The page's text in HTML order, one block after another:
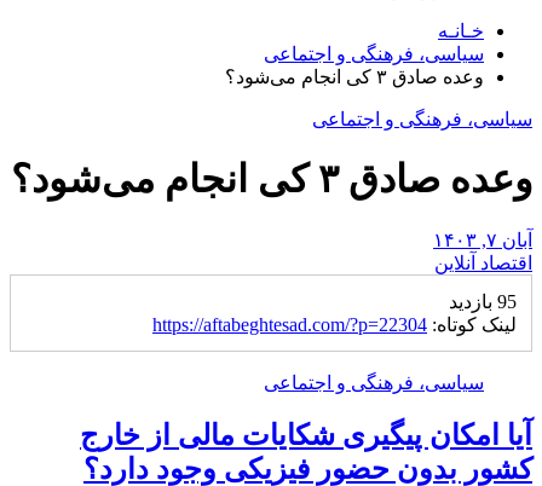
خـانـه
سیاسی، فرهنگی و اجتماعی
وعده صادق ۳ کی انجام می‌شود؟
سیاسی، فرهنگی و اجتماعی
وعده صادق ۳ کی انجام می‌شود؟
آبان ۷, ۱۴۰۳
اقتصاد آنلاین
95 بازدید
لینک کوتاه: https://aftabeghtesad.com/?p=22304
سیاسی، فرهنگی و اجتماعی
آیا امکان پیگیری شکایات مالی از خارج
کشور بدون حضور فیزیکی وجود دارد؟